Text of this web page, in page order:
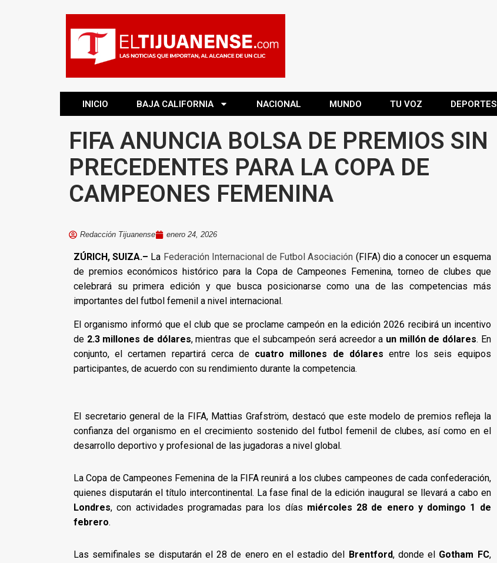
INICIO BAJA CALIFORNIA NACIONAL MUNDO TU VOZ DEPORTES
FIFA ANUNCIA BOLSA DE PREMIOS SIN
PRECEDENTES PARA LA COPA DE
CAMPEONES FEMENINA
Redacción Tijuanense enero 24, 2026
ZÚRICH, SUIZA.– La Federación Internacional de Futbol Asociación (FIFA) dio a conocer un esquema
de premios económicos histórico para la Copa de Campeones Femenina, torneo de clubes que
celebrará su primera edición y que busca posicionarse como una de las competencias más
importantes del futbol femenil a nivel internacional.
El organismo informó que el club que se proclame campeón en la edición 2026 recibirá un incentivo
de 2.3 millones de dólares, mientras que el subcampeón será acreedor a un millón de dólares. En
conjunto, el certamen repartirá cerca de cuatro millones de dólares entre los seis equipos
participantes, de acuerdo con su rendimiento durante la competencia.
El secretario general de la FIFA, Mattias Grafström, destacó que este modelo de premios refleja la
confianza del organismo en el crecimiento sostenido del futbol femenil de clubes, así como en el
desarrollo deportivo y profesional de las jugadoras a nivel global.
La Copa de Campeones Femenina de la FIFA reunirá a los clubes campeones de cada confederación,
quienes disputarán el título intercontinental. La fase final de la edición inaugural se llevará a cabo en
Londres, con actividades programadas para los días miércoles 28 de enero y domingo 1 de
febrero.
Las semifinales se disputarán el 28 de enero en el estadio del Brentford, donde el Gotham FC,